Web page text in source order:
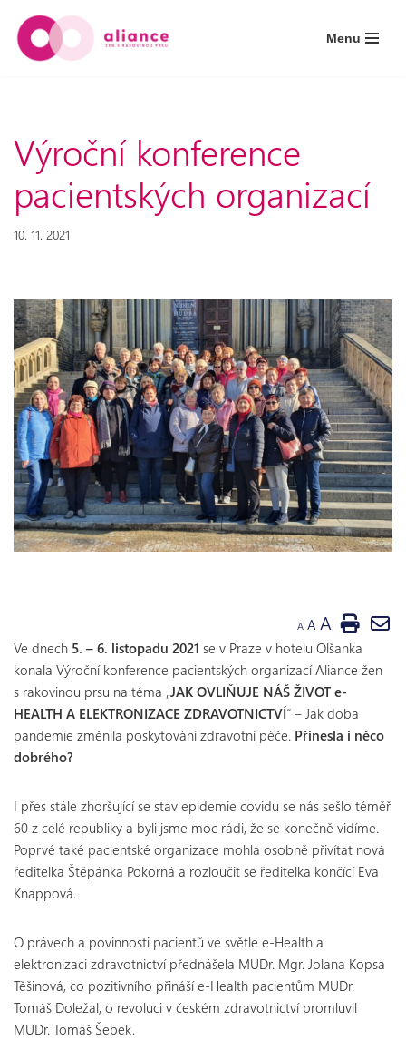
Přeskočit
Menu
Výroční konference
pacientských organizací
10. 11. 2021
A A A
Ve dnech 5. – 6. listopadu 2021 se v Praze v hotelu Olšanka
konala Výroční konference pacientských organizací Aliance žen
s rakovinou prsu na téma „JAK OVLIŇUJE NÁŠ ŽIVOT e-
HEALTH A ELEKTRONIZACE ZDRAVOTNICTVÍ“ – Jak doba
pandemie změnila poskytování zdravotní péče. Přinesla i něco
dobrého?
I přes stále zhoršující se stav epidemie covidu se nás sešlo téměř
60 z celé republiky a byli jsme moc rádi, že se konečně vidíme.
Poprvé také pacientské organizace mohla osobně přivítat nová
ředitelka Štěpánka Pokorná a rozloučit se ředitelka končící Eva
Knappová.
O právech a povinnosti pacientů ve světle e-Health a
elektronizaci zdravotnictví přednášela MUDr. Mgr. Jolana Kopsa
Těšinová, co pozitivního přináší e-Health pacientům MUDr.
Tomáš Doležal, o revoluci v českém zdravotnictví promluvil
MUDr. Tomáš Šebek.